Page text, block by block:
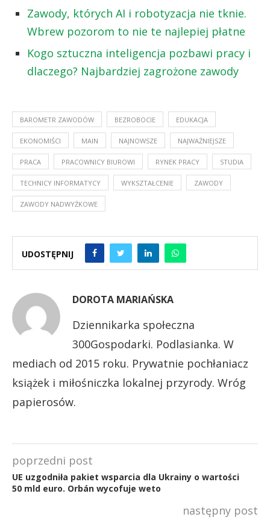
Zawody, których AI i robotyzacja nie tknie.
Wbrew pozorom to nie te najlepiej płatne
Kogo sztuczna inteligencja pozbawi pracy i
dlaczego? Najbardziej zagrożone zawody
BAROMETR ZAWODÓW BEZROBOCIE EDUKACJA
EKONOMIŚCI MAIN NAJNOWSZE NAJWAŻNIEJSZE
PRACA PRACOWNICY BIUROWI RYNEK PRACY STUDIA
TECHNICY INFORMATYCY WYKSZTAŁCENIE ZAWODY
ZAWODY NADWYŻKOWE
UDOSTĘPNIJ
DOROTA MARIAŃSKA
Dziennikarka społeczna
300Gospodarki. Podlasianka. W
mediach od 2015 roku. Prywatnie pochłaniacz
książek i miłośniczka lokalnej przyrody. Wróg
papierosów.
poprzedni post
UE uzgodniła pakiet wsparcia dla Ukrainy o wartości
50 mld euro. Orbán wycofuje weto
następny post